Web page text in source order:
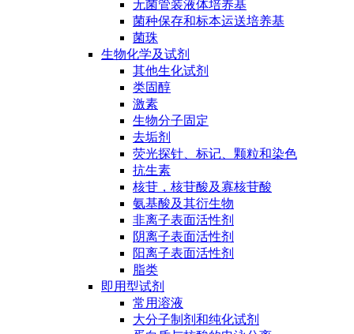
无菌管装液体培养基
菌种保存和标本运送培养基
菌珠
生物化学及试剂
其他生化试剂
类固醇
激素
生物分子固定
去垢剂
荧光探针、标记、颗粒和染色
抗生素
核苷，核苷酸及寡核苷酸
氨基酸及其衍生物
非离子表面活性剂
阴离子表面活性剂
阳离子表面活性剂
脂类
即用型试剂
常用溶液
大分子制剂和纯化试剂